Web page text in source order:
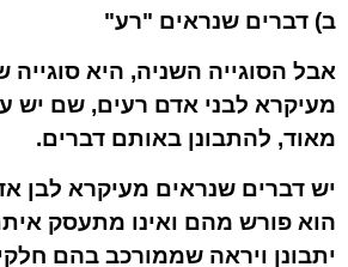
ב) דברים שנראים "רע"
אבל הסוגייה השניה, היא
מעיקרא לבני אדם רעים, שם יש
מאוד, להתבונן באותם דברים.
יש דברים שנראים מעיקרא לבן
הוא פורש מהם ואינו מתעסק
יתבונן ויראה שממורכב בהם